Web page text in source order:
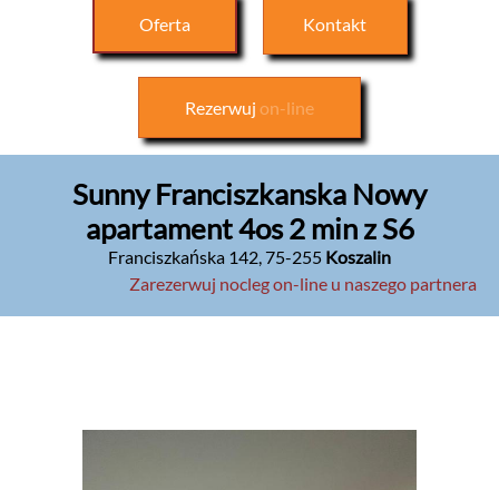
Oferta Kontakt
Rezerwuj on-line
Sunny Franciszkanska Nowy
apartament 4os 2 min z S6
Franciszkańska 142,75-255 Koszalin
Zarezerwuj nocleg on-line u naszego partnera